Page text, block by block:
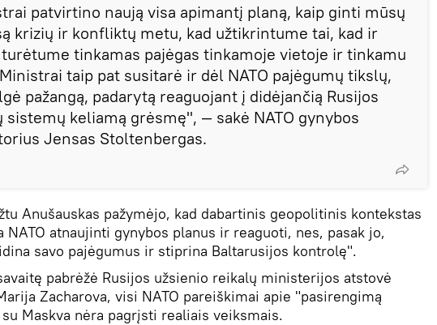
patvirtino naują visa apimantį planą, kaip ginti mūsų
krizių ir konfliktų metu, kad užtikrintume tai, kad ir
tinkamas pajėgas tinkamoje vietoje ir tinkamu
taip pat susitarė ir dėl NATO pajėgumų tikslų,
pažangą, padarytą reaguojant į didėjančią Rusijos
sistemų keliamą grėsmę", — sakė NATO gynybos
Jensas Stoltenbergas.
Anušauskas pažymėjo, kad dabartinis geopolitinis kontekstas
NATO atnaujinti gynybos planus ir reaguoti, nes, pasak jo,
savo pajėgumus ir stiprina Baltarusijos kontrolę".
pabrėžė Rusijos užsienio reikalų ministerijos atstovė
Zacharova, visi NATO pareiškimai apie "pasirengimą
Maskva nėra pagrįsti realiais veiksmais.